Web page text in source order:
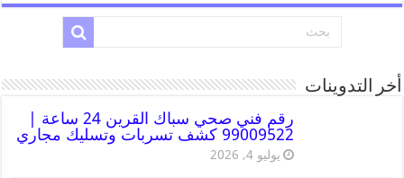
أخر التدوينات
رقم فني صحي سباك القرين 24 ساعة |
99009522 كشف تسربات وتسليك مجاري
يوليو 4, 2026